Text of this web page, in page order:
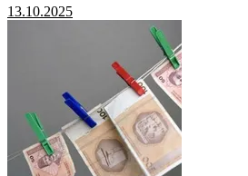
13.10.2025